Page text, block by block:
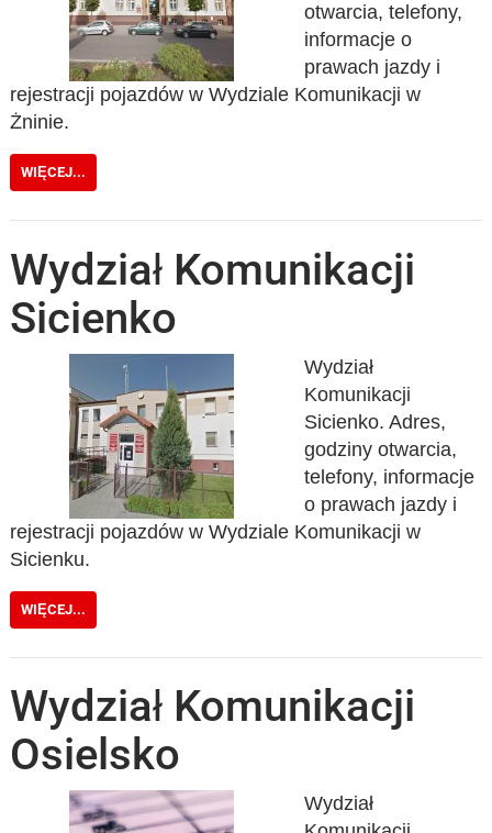
otwarcia, telefony,
informacje o
prawach jazdy i
rejestracji pojazdów w Wydziale Komunikacji w
Żninie.
WIĘCEJ...
Wydział Komunikacji
Sicienko
Wydział
Komunikacji
Sicienko. Adres,
godziny otwarcia,
telefony, informacje
o prawach jazdy i
rejestracji pojazdów w Wydziale Komunikacji w
Sicienku.
WIĘCEJ...
Wydział Komunikacji
Osielsko
Wydział